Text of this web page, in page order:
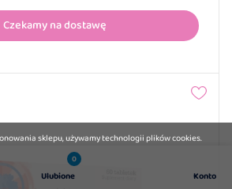
0
Ulubione Konto
Czekamy na dostawę
sklepu, używamy technologii plików cookies.